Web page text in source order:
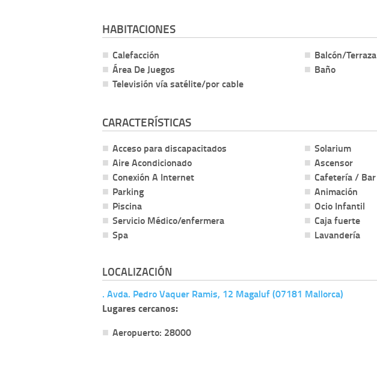
HABITACIONES
Calefacción
Área De Juegos
Televisión vía satélite/por cable
Balcón/Terraza
Baño
CARACTERÍSTICAS
Acceso para discapacitados
Aire Acondicionado
Conexión A Internet
Parking
Piscina
Servicio Médico/enfermera
Spa
Solarium
Ascensor
Cafetería / Bar
Animación
Ocio Infantil
Caja fuerte
Lavandería
LOCALIZACIÓN
. Avda. Pedro Vaquer Ramis, 12 Magaluf (07181 Mallorca)
Lugares cercanos:
Aeropuerto: 28000